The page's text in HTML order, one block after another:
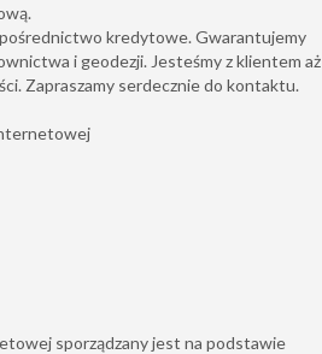
kredytowe. Gwarantujemy
i geodezji. Jesteśmy z klientem aż
Zapraszamy serdecznie do kontaktu.
sporządzany jest na podstawie